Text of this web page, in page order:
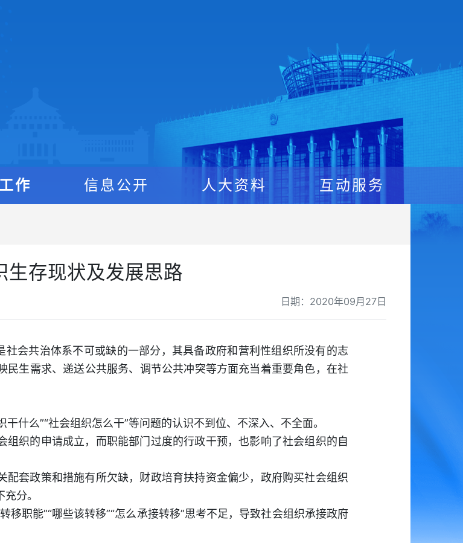
作 信息公开 人大资料 互动服务
生存现状及发展思路
日期：2020年09月27日
社会共治体系不可或缺的一部分，其具备政府和营利性组织所没有的志
民生需求、递送公共服务、调节公共冲突等方面充当着重要角色，在社
什么”“社会组织怎么干”等问题的认识不到位、不深入、不全面。
组织的申请成立，而职能部门过度的行政干预，也影响了社会组织的自
配套政策和措施有所欠缺，财政培育扶持资金偏少，政府购买社会组织
分。
移职能”“哪些该转移”“怎么承接转移”思考不足，导致社会组织承接政府